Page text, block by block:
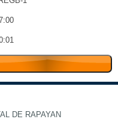
DE RAPAYAN